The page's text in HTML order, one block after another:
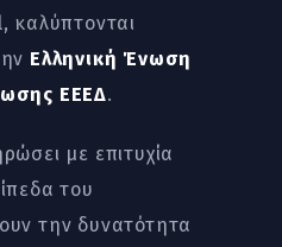
Ελληνική Ένωση
ΕΕΕΔ.
με επιτυχία
του
την δυνατότητα